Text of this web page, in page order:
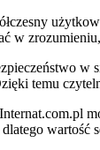
w
w
temu
wartość